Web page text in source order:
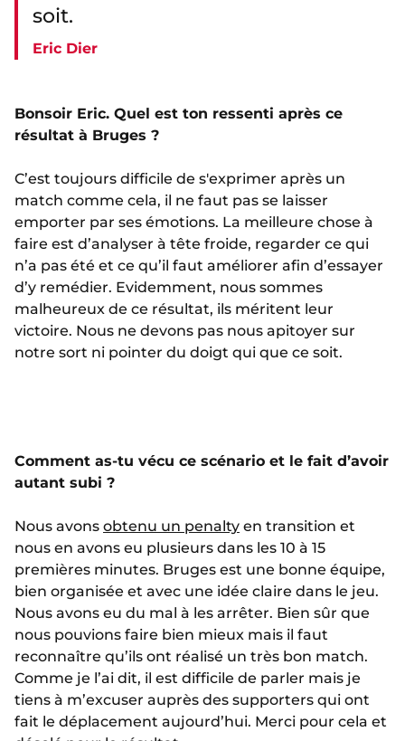
soit.
Eric Dier
Bonsoir Eric. Quel est ton ressenti après ce
résultat à Bruges ?
C’est toujours difficile de s'exprimer après un
match comme cela, il ne faut pas se laisser
emporter par ses émotions. La meilleure chose à
faire est d’analyser à tête froide, regarder ce qui
n’a pas été et ce qu’il faut améliorer afin d’essayer
d’y remédier. Evidemment, nous sommes
malheureux de ce résultat, ils méritent leur
victoire. Nous ne devons pas nous apitoyer sur
notre sort ni pointer du doigt qui que ce soit.
Comment as-tu vécu ce scénario et le fait d’avoir
autant subi ?
Nous avons obtenu un penalty en transition et
nous en avons eu plusieurs dans les 10 à 15
premières minutes. Bruges est une bonne équipe,
bien organisée et avec une idée claire dans le jeu.
Nous avons eu du mal à les arrêter. Bien sûr que
nous pouvions faire bien mieux mais il faut
reconnaître qu’ils ont réalisé un très bon match.
Comme je l’ai dit, il est difficile de parler mais je
tiens à m’excuser auprès des supporters qui ont
fait le déplacement aujourd’hui. Merci pour cela et